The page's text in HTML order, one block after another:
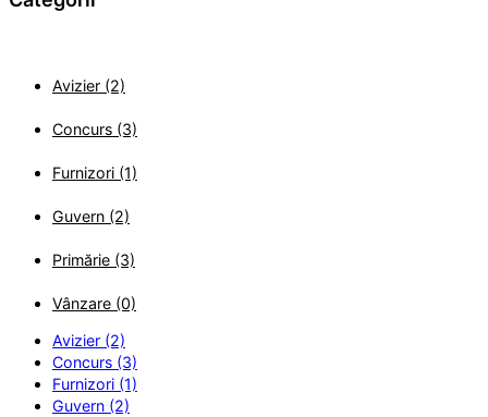
Avizier (2)
Concurs (3)
Furnizori (1)
Guvern (2)
Primărie (3)
Vânzare (0)
Avizier (2)
Concurs (3)
Furnizori (1)
Guvern (2)